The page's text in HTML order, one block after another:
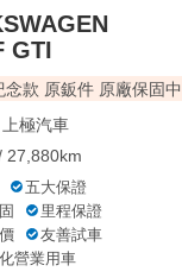
GTI
念款 原鈑件 原廠保固中
上極汽車
27,880km
五大保證
里程保證
友善試車
營業用車